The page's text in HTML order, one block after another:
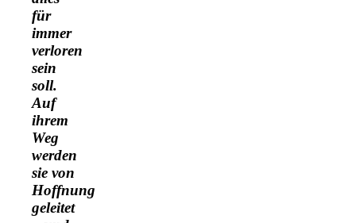
für
immer
verloren
sein
soll.
Auf
ihrem
Weg
werden
sie von
Hoffnung
geleitet